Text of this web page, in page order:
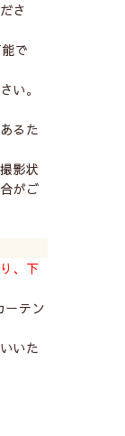
さ
で
い。
るた
影状
がご
、下
ーテン
いた